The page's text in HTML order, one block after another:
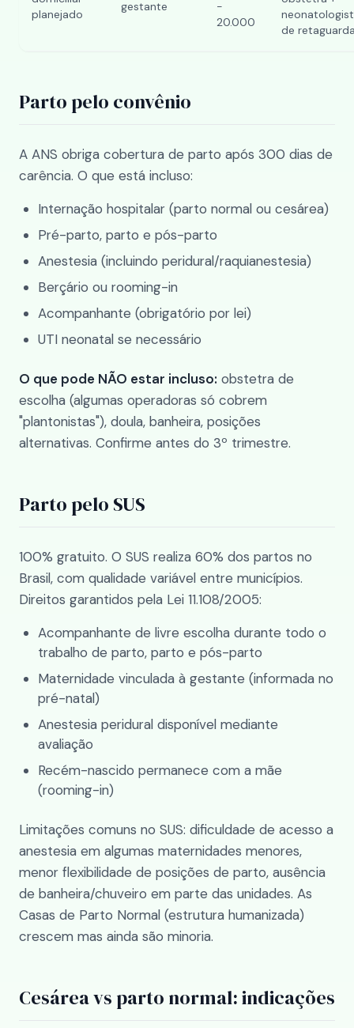
planejado
gestante
-
20.000
de
Parto pelo convênio
A ANS obriga cobertura de parto após 300 dias de
carência. O que está incluso:
Internação hospitalar (parto normal ou cesárea)
Pré-parto, parto e pós-parto
Anestesia (incluindo peridural/raquianestesia)
Berçário ou rooming-in
Acompanhante (obrigatório por lei)
UTI neonatal se necessário
O que pode NÃO estar incluso: obstetra de
escolha (algumas operadoras só cobrem
"plantonistas"), doula, banheira, posições
alternativas. Confirme antes do 3º trimestre.
Parto pelo SUS
100% gratuito. O SUS realiza 60% dos partos no
Brasil, com qualidade variável entre municípios.
Direitos garantidos pela Lei 11.108/2005:
Acompanhante de livre escolha durante todo o
trabalho de parto, parto e pós-parto
Maternidade vinculada à gestante (informada no
pré-natal)
Anestesia peridural disponível mediante
avaliação
Recém-nascido permanece com a mãe
(rooming-in)
Limitações comuns no SUS: dificuldade de acesso a
anestesia em algumas maternidades menores,
menor flexibilidade de posições de parto, ausência
de banheira/chuveiro em parte das unidades. As
Casas de Parto Normal (estrutura humanizada)
crescem mas ainda são minoria.
Cesárea vs parto normal: indicações